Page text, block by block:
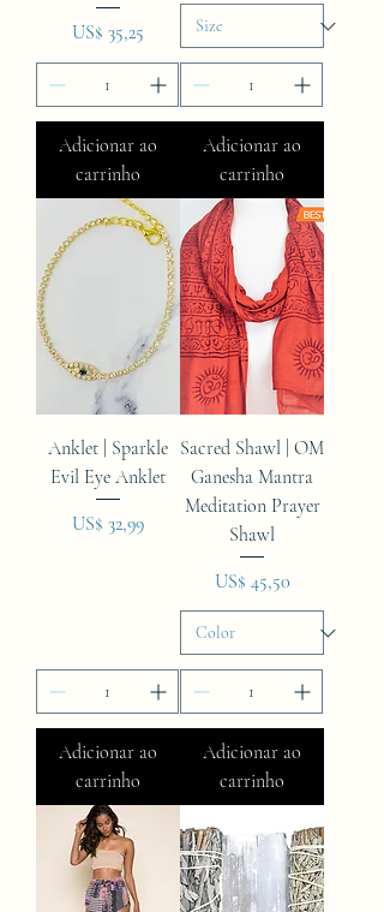
Preço
US$ 35,25
Adicionar ao
carrinho
Adicionar ao
carrinho
Anklet | Sparkle
Evil Eye Anklet
Preço
US$ 32,99
Adicionar ao
carrinho
Sacred Shawl | OM
Ganesha Mantra
Meditation Prayer
Shawl
Preço
US$ 45,50
Adicionar ao
carrinho